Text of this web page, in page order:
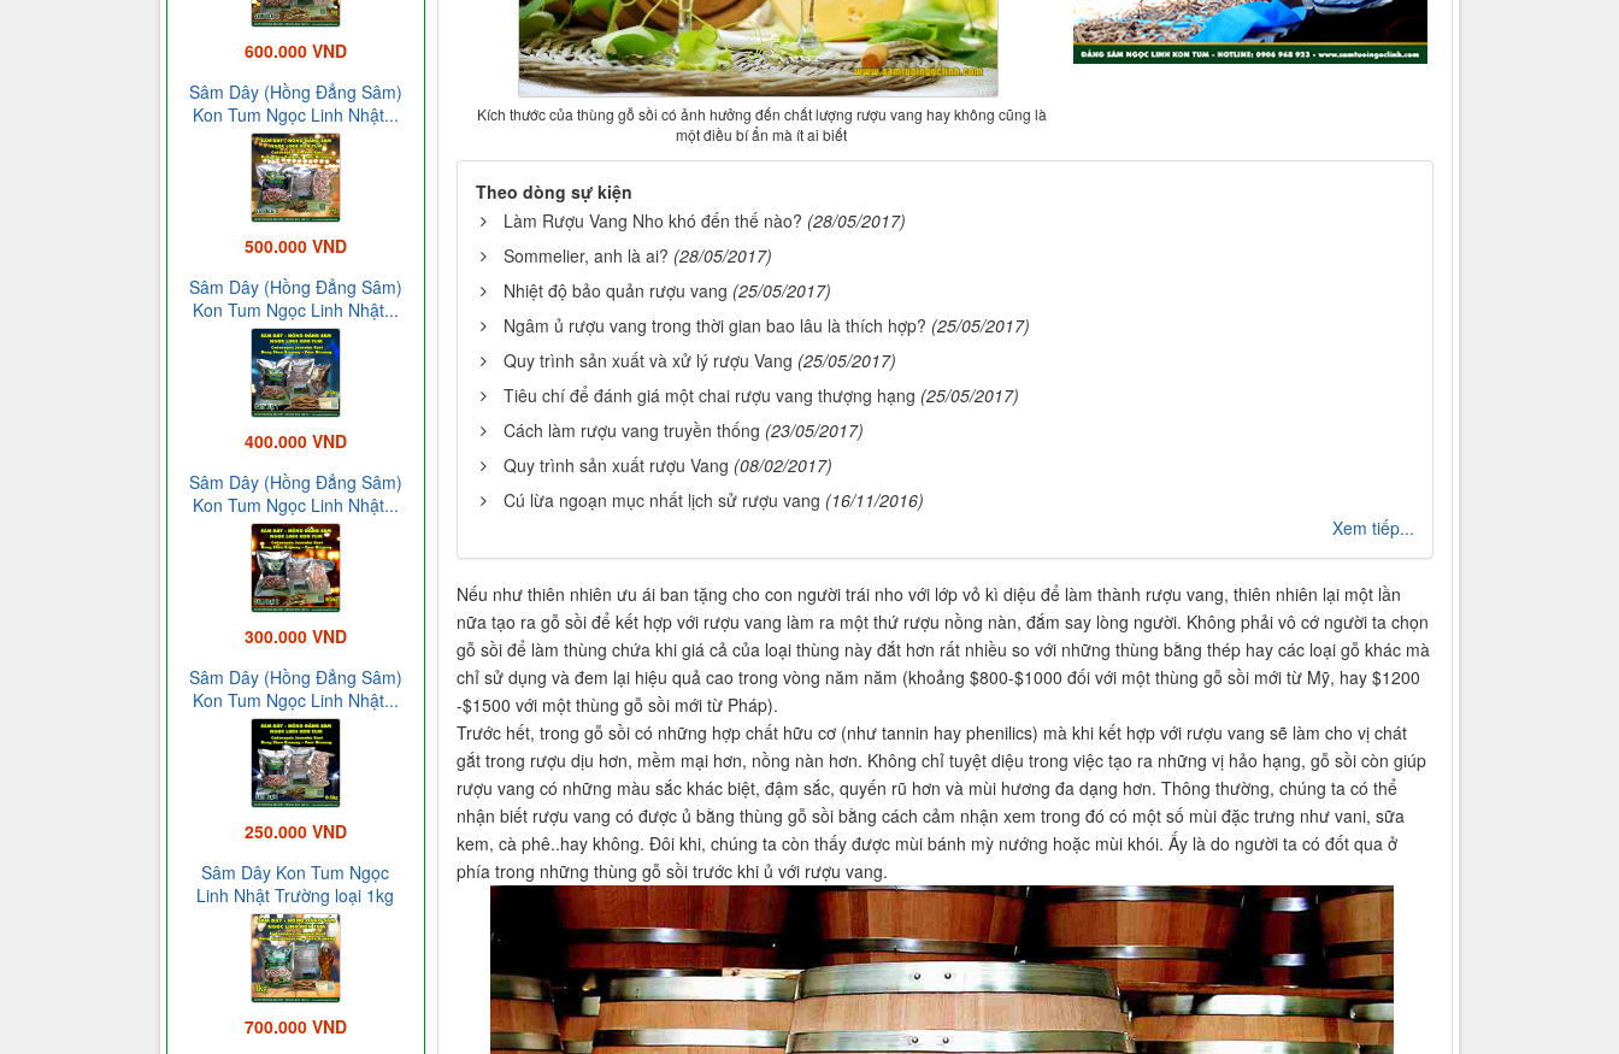
Kích thước của thùng gỗ sồi có ảnh hưởng đến chất lượng rượu vang hay không cũng là
một điều bí ẩn mà ít ai biết
Theo dòng sự kiện
Làm Rượu Vang Nho khó đến thế nào? (28/05/2017)
Sommelier, anh là ai? (28/05/2017)
Nhiệt độ bảo quản rượu vang (25/05/2017)
Ngâm ủ rượu vang trong thời gian bao lâu là thích hợp? (25/05/2017)
Quy trình sản xuất và xử lý rượu Vang (25/05/2017)
Tiêu chí để đánh giá một chai rượu vang thượng hạng (25/05/2017)
Cách làm rượu vang truyền thống (23/05/2017)
Quy trình sản xuất rượu Vang (08/02/2017)
Cú lừa ngoạn mục nhất lịch sử rượu vang (16/11/2016)
Xem tiếp...
Nếu như thiên nhiên ưu ái ban tặng cho con người trái nho với lớp vỏ kì diệu để làm thành rượu vang, thiên nhiên lại một lần
nữa tạo ra gỗ sồi để kết hợp với rượu vang làm ra một thứ rượu nồng nàn, đắm say lòng người. Không phải vô cớ người ta chọn
gỗ sồi để làm thùng chứa khi giá cả của loại thùng này đắt hơn rất nhiều so với những thùng bằng thép hay các loại gỗ khác mà
chỉ sử dụng và đem lại hiệu quả cao trong vòng năm năm (khoảng $800-$1000 đối với một thùng gỗ sồi mới từ Mỹ, hay $1200
-$1500 với một thùng gỗ sồi mới từ Pháp).
Trước hết, trong gỗ sồi có những hợp chất hữu cơ (như tannin hay phenilics) mà khi kết hợp với rượu vang sẽ làm cho vị chát
gắt trong rượu dịu hơn, mềm mại hơn, nồng nàn hơn. Không chỉ tuyệt diệu trong việc tạo ra những vị hảo hạng, gỗ sồi còn giúp
rượu vang có những màu sắc khác biệt, đậm sắc, quyến rũ hơn và mùi hương đa dạng hơn. Thông thường, chúng ta có thể
nhận biết rượu vang có được ủ bằng thùng gỗ sồi bằng cách cảm nhận xem trong đó có một số mùi đặc trưng như vani, sữa
kem, cà phê..hay không. Đôi khi, chúng ta còn thấy được mùi bánh mỳ nướng hoặc mùi khói. Ấy là do người ta có đốt qua ở
phía trong những thùng gỗ sồi trước khi ủ với rượu vang.
600.000 VND
Sâm Dây (Hồng Đẳng Sâm)
Kon Tum Ngọc Linh Nhật...
500.000 VND
Sâm Dây (Hồng Đẳng Sâm)
Kon Tum Ngọc Linh Nhật...
400.000 VND
Sâm Dây (Hồng Đẳng Sâm)
Kon Tum Ngọc Linh Nhật...
300.000 VND
Sâm Dây (Hồng Đẳng Sâm)
Kon Tum Ngọc Linh Nhật...
250.000 VND
Sâm Dây Kon Tum Ngọc
Linh Nhật Trường loại 1kg
700.000 VND